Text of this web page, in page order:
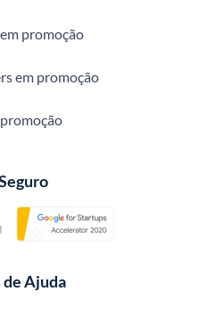
promoção
em promoção
Ajuda